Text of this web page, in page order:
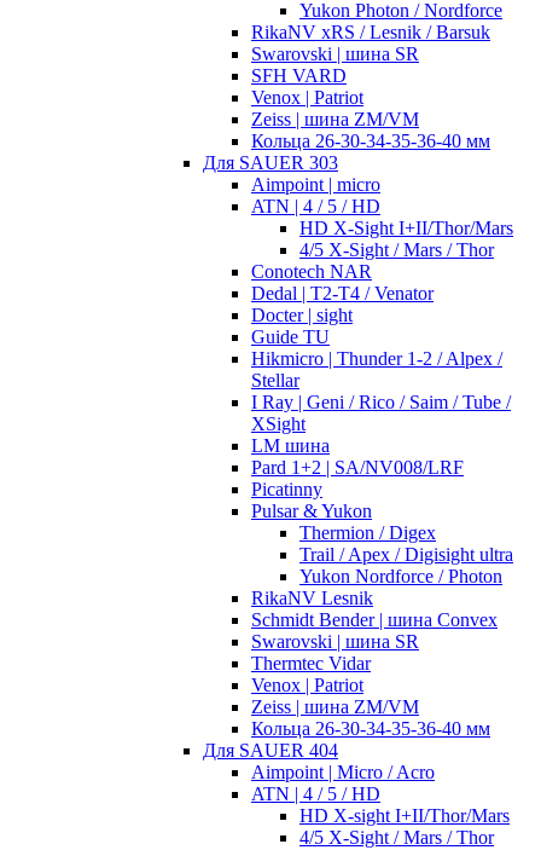
Yukon Photon / Nordforce
RikaNV xRS / Lesnik / Barsuk
Swarovski | шина SR
SFH VARD
Venox | Patriot
Zeiss | шина ZM/VM
Кольца 26-30-34-35-36-40 мм
Для SAUER 303
Aimpoint | micro
ATN | 4 / 5 / HD
HD X-Sight I+II/Thor/Mars
4/5 X-Sight / Mars / Thor
Conotech NAR
Dedal | T2-T4 / Venator
Docter | sight
Guide TU
Hikmicro | Thunder 1-2 / Alpex /
Stellar
I Ray | Geni / Rico / Saim / Tube /
XSight
LM шина
Pard 1+2 | SA/NV008/LRF
Picatinny
Pulsar & Yukon
Thermion / Digex
Trail / Apex / Digisight ultra
Yukon Nordforce / Photon
RikaNV Lesnik
Schmidt Bender | шина Convex
Swarovski | шина SR
Thermtec Vidar
Venox | Patriot
Zeiss | шина ZM/VM
Кольца 26-30-34-35-36-40 мм
Для SAUER 404
Aimpoint | Micro / Acro
ATN | 4 / 5 / HD
HD X-sight I+II/Thor/Mars
4/5 X-Sight / Mars / Thor